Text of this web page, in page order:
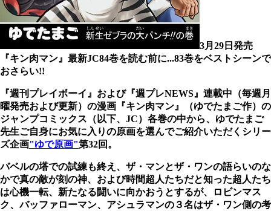
3月29日発売
『キン肉マン』最新JC84巻を読む前に...83巻をベストシーンで
おさらい!!
『週刊プレイボーイ』および『週プレNEWS』連載中（毎週月
曜発売および更新）の漫画『キン肉マン』（ゆでたまご作）の
ジャンプコミックス（以下、JC）各巻の中から、ゆでたまご
先生ご自身にお気に入りの原画を選んでご紹介いただくシリー
ズ企画"ゆで原画"第32回。
バベルの塔での試練も終え、ザ・マンとザ・ワンの語らいのな
かで真の敵が刻の神、および時間超人たちだと知った超人たち
は心機一転、新たなる闘いに向かおうとするが、ロビンマス
ク、バッファローマン、アシュラマンの３名はザ・ワン側の考